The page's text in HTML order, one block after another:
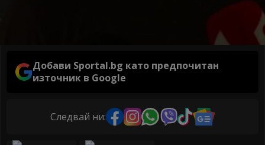
Добави Sportal.bg като предпочитан
източник в Google
Следвай ни: